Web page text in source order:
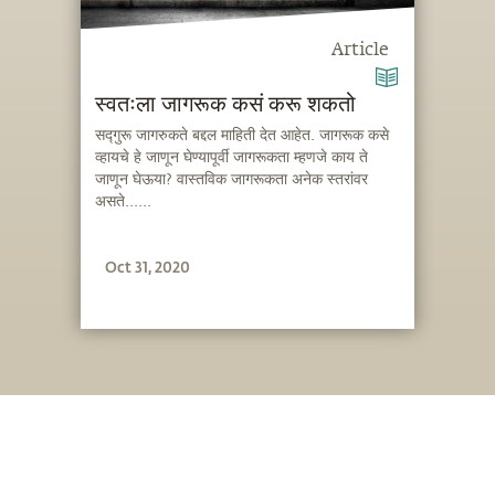
Article
स्वतःला जागरूक कसं करू शकतो
सद्गुरू जागरुकते बद्दल माहिती देत आहेत. जागरूक कसे
व्हायचे हे जाणून घेण्यापूर्वी जागरूकता म्हणजे काय ते
जाणून घेऊया? वास्तविक जागरूकता अनेक स्तरांवर
असते......
Oct 31, 2020